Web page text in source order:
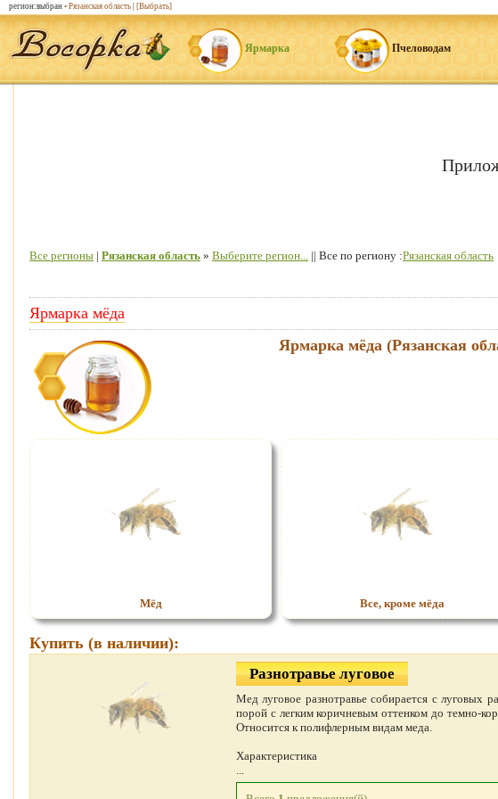
Ярмарка Пчеловодам
Все регионы | Рязанская область » Выберите регион... || Все по региону :Рязанская область
Ярмарка мёда
Ярмарка мёда (Рязанская
Мёд Все, кроме мёда
Купить (в наличии):
Разнотравье луговое
Мед луговое разнотравье собирается с луговых
порой с легким коричневым оттенком до темно-
Относится к полифлерным видам меда.
Характеристика
...
регион:выбран • Рязанская область [Выбрать]